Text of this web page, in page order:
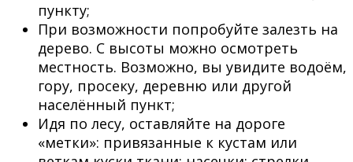
пункту;
При возможности попробуйте залезть на
дерево. С высоты можно осмотреть
местность. Возможно, вы увидите водоём,
гору, просеку, деревню или другой
населённый пункт;
Идя по лесу, оставляйте на дороге
«метки»: привязанные к кустам или